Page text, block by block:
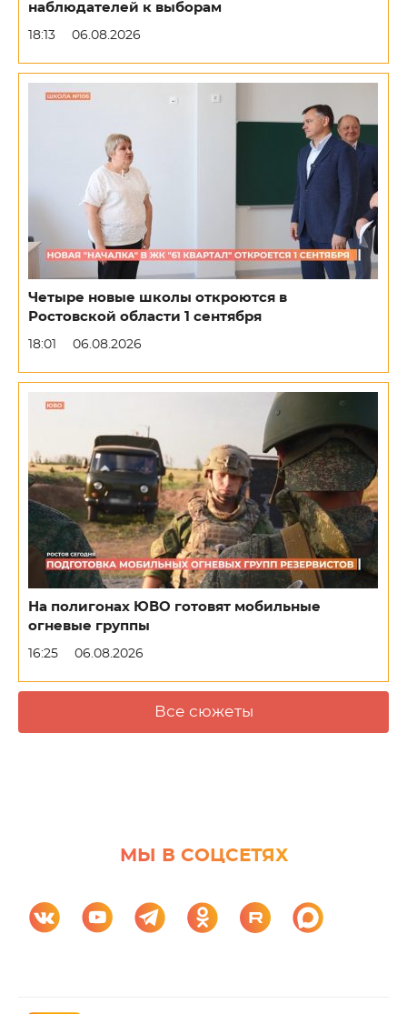
наблюдателей к выборам
18:13 06.08.2026
Четыре новые школы откроются в
Ростовской области 1 сентября
18:01 06.08.2026
На полигонах ЮВО готовят мобильные
огневые группы
16:25 06.08.2026
Все сюжеты
МЫ В СОЦСЕТЯХ